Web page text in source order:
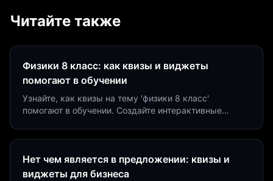
Читайте также
Физики 8 класс: как квизы и виджеты
помогают в обучении
Узнайте, как квизы на тему 'физики 8 класс'
помогают в обучении. Создайте интерактивные
Нет чем является в предложении: квизы и
виджеты для бизнеса